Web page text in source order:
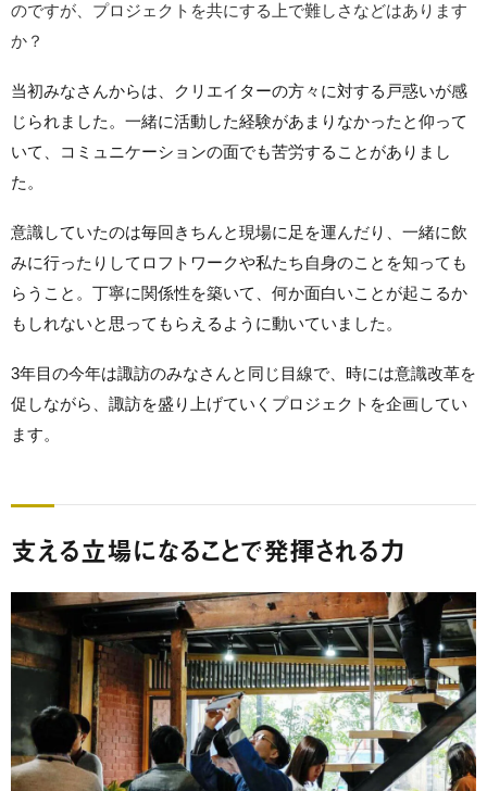
のですが、プロジェクトを共にする上で難しさなどはあります
か？
当初みなさんからは、クリエイターの方々に対する戸惑いが感
じられました。一緒に活動した経験があまりなかったと仰って
いて、コミュニケーションの面でも苦労することがありまし
た。
意識していたのは毎回きちんと現場に足を運んだり、一緒に飲
みに行ったりしてロフトワークや私たち自身のことを知っても
らうこと。丁寧に関係性を築いて、何か面白いことが起こるか
もしれないと思ってもらえるように動いていました。
3年目の今年は諏訪のみなさんと同じ目線で、時には意識改革を
促しながら、諏訪を盛り上げていくプロジェクトを企画してい
ます。
支える立場になることで発揮される力